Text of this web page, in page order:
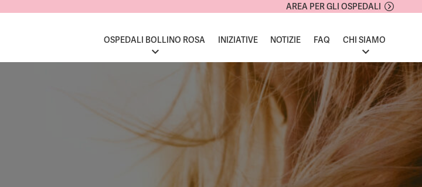
AREA PER GLI OSPEDALI
OSPEDALI BOLLINO ROSA INIZIATIVE NOTIZIE FAQ CHI SIAMO